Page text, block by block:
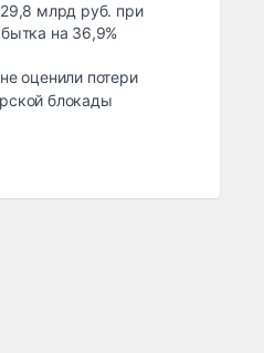
млрд руб. при
на 36,9%
оценили потери
блокады